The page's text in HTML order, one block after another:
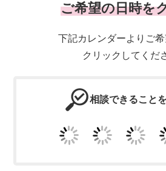
ご希望の日時を
下記カレンダーよりご
クリックしてくだ
相談できること